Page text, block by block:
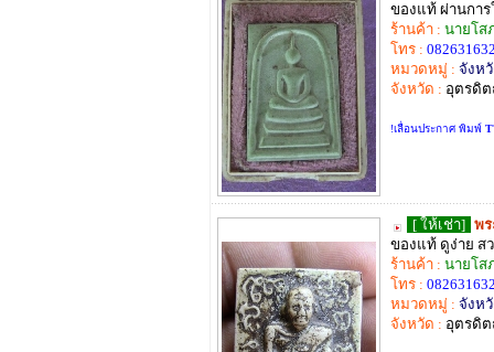
ของแท้ ผ่านการ
ร้านค้า : นายโ
โทร :
หมวดหมู่ : จังห
จังหวัด : อุตรดิ
!เลื่อนประกาศ พิมพ์
[ ให้เช่า] พ
ของแท้ ดูง่าย ส
ร้านค้า : นายโ
โทร :
หมวดหมู่ : จังห
จังหวัด : อุตรดิ